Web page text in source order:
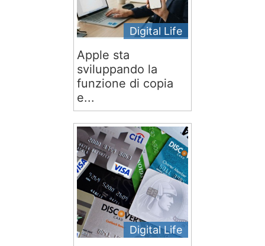
Digital Life
Apple sta
sviluppando la
funzione di copia
e...
Digital Life